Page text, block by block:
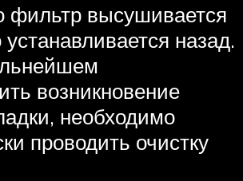
фильтр высушивается
устанавливается назад.
возникновение
необходимо
проводить очистку